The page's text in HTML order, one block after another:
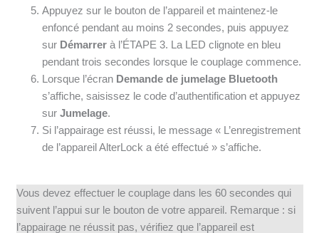
Appuyez sur le bouton de l’appareil et maintenez-le
enfoncé pendant au moins 2 secondes, puis appuyez
sur Démarrerà l’ÉTAPE 3. La LED clignote en bleu
pendant trois secondes lorsque le couplage commence.
Lorsque l’écran Demande de jumelage Bluetooth
s’affiche, saisissez le code d’authentification et appuyez
sur Jumelage.
Si l’appairage est réussi, le message « L’enregistrement
de l’appareil AlterLock a été effectué » s’affiche.
Vous devez effectuer le couplage dans les 60 secondes qui
suivent l’appui sur le bouton de votre appareil. Remarque : si
l’appairage ne réussit pas, vérifiez que l’appareil est